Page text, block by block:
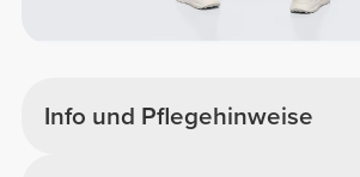
Info und Pflegehinweise